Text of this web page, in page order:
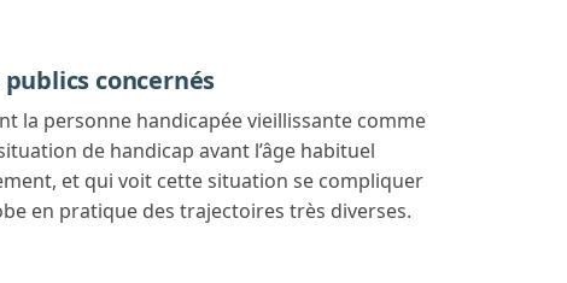
concernés
la personne handicapée vieillissante comme
de handicap avant l’âge habituel
et qui voit cette situation se compliquer
en pratique des trajectoires très diverses.